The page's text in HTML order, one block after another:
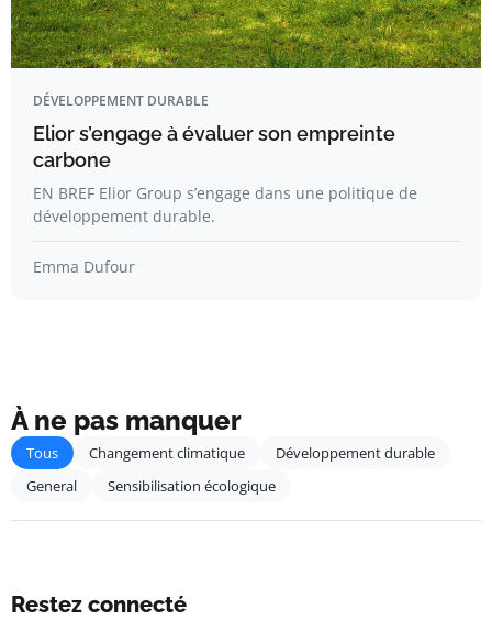
DÉVELOPPEMENT DURABLE
Elior s’engage à évaluer son empreinte
carbone
EN BREF Elior Group s’engage dans une politique de
développement durable.
Emma Dufour
À ne pas manquer
Tous Changement climatique
Développement durable
General
Sensibilisation écologique
Restez connecté